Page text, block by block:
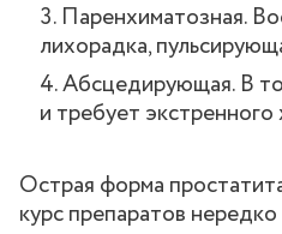
Паренхиматозная.
лихорадка,
Абсцедирующая. В
и требует
Острая форма
курс препаратов